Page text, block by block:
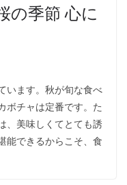
季節 心に
います。秋が旬な食べ
ボチャは定番です。た
、美味しくてとても誘
能できるからこそ、食